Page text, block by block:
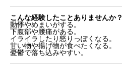
こんな経験したことありませんか？
動悸やめまいがする。
下腹部や腰痛がある。
イライラしたり怒りっぽくなる。
甘い物や揚げ物が食べたくなる。
憂鬱で落ち込みやすい。